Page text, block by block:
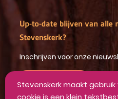
Up-to-date blijven van alle
Stevenskerk?
Inschrijven voor onze
Stevenskerk maakt gebruik
cookie is een klein